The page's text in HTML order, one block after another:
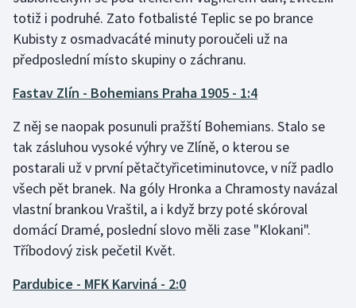
Stolní tenis
Triatlon
Veslování
Vodní slalom
Volejbal
Ostatní
totiž i podruhé. Zato fotbalisté Teplic se po brance
Kubisty z osmadvacáté minuty poroučeli už na
předposlední místo skupiny o záchranu.
Fastav Zlín - Bohemians Praha 1905 - 1:4
Z něj se naopak posunuli pražští Bohemians. Stalo se
tak zásluhou vysoké výhry ve Zlíně, o kterou se
postarali už v první pětačtyřicetiminutovce, v níž padlo
všech pět branek. Na góly Hronka a Chramosty navázal
vlastní brankou Vraštil, a i když brzy poté skóroval
domácí Dramé, poslední slovo měli zase "Klokani".
Tříbodový zisk pečetil Květ.
Pardubice - MFK Karviná - 2:0